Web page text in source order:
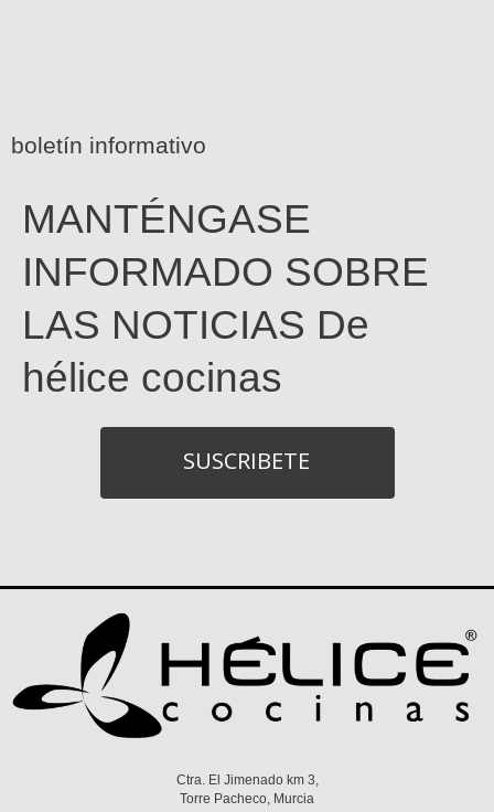
boletín informativo
MANTÉNGASE
INFORMADO SOBRE
LAS NOTICIAS De
hélice cocinas
SUSCRIBETE
Ctra. El Jimenado km 3,
Torre Pacheco, Murcia